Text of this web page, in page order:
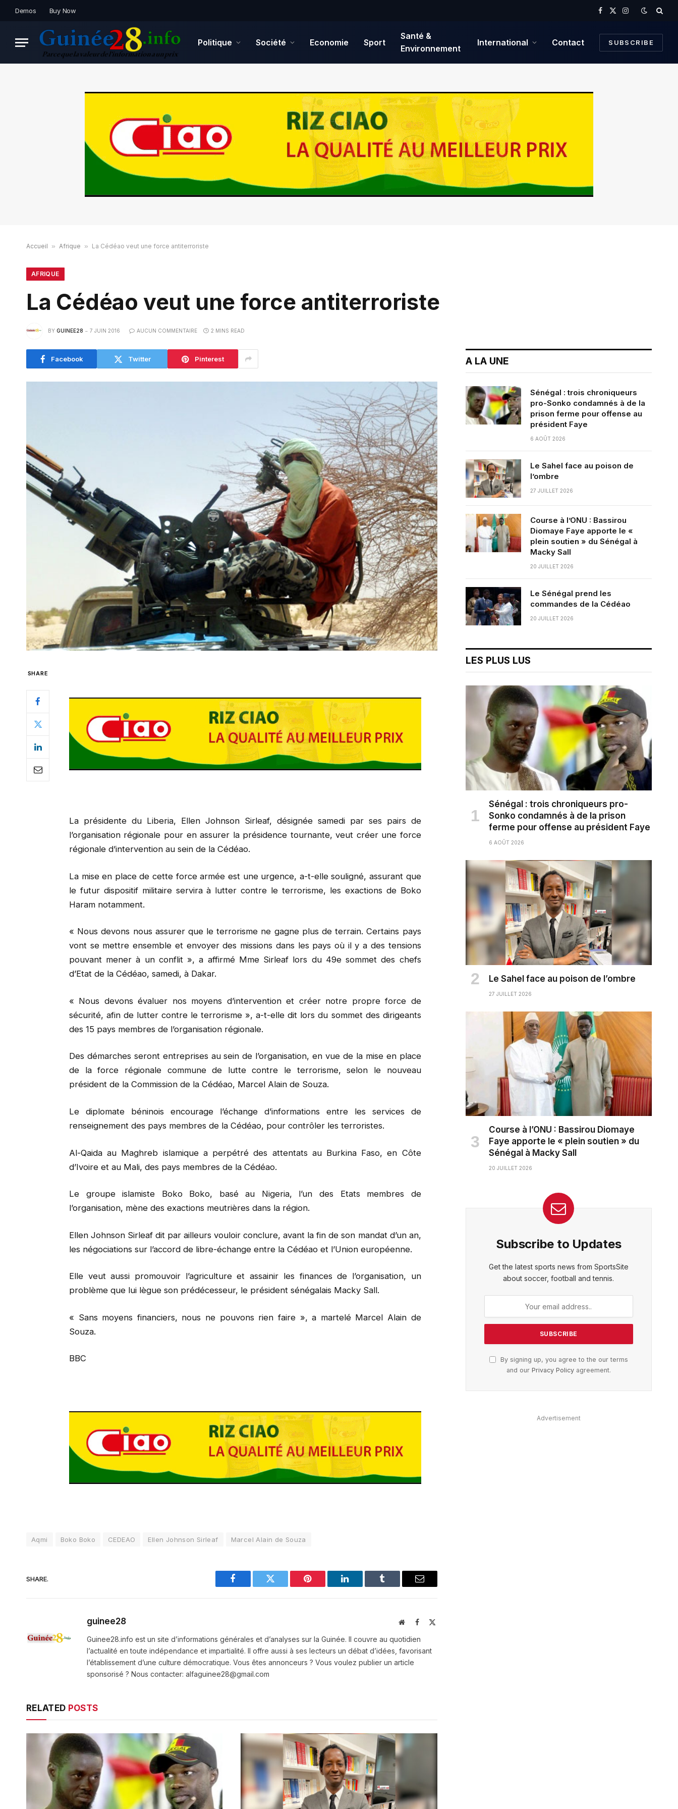
Demos Buy Now
Facebook
X
Instagram
Politique Société Economie Sport
Santé &
Environnement
International Contact SUBSCRIBE
Accueil » Afrique » La Cédéao veut une force antiterroriste
AFRIQUE
La Cédéao veut une force antiterroriste
BY GUINEE28 7 JUIN 2016 AUCUN COMMENTAIRE 2 MINS READ
Facebook Twitter Pinterest
SHARE
La présidente du Liberia, Ellen Johnson Sirleaf, désignée samedi par ses pairs de
l’organisation régionale pour en assurer la présidence tournante, veut créer une force
régionale d’intervention au sein de la Cédéao.
La mise en place de cette force armée est une urgence, a-t-elle souligné, assurant que
le futur dispositif militaire servira à lutter contre le terrorisme, les exactions de Boko
Haram notamment.
« Nous devons nous assurer que le terrorisme ne gagne plus de terrain. Certains pays
vont se mettre ensemble et envoyer des missions dans les pays où il y a des tensions
pouvant mener à un conflit », a affirmé Mme Sirleaf lors du 49e sommet des chefs
d’Etat de la Cédéao, samedi, à Dakar.
« Nous devons évaluer nos moyens d’intervention et créer notre propre force de
sécurité, afin de lutter contre le terrorisme », a-t-elle dit lors du sommet des dirigeants
des 15 pays membres de l’organisation régionale.
Des démarches seront entreprises au sein de l’organisation, en vue de la mise en place
de la force régionale commune de lutte contre le terrorisme, selon le nouveau
président de la Commission de la Cédéao, Marcel Alain de Souza.
Le diplomate béninois encourage l’échange d’informations entre les services de
renseignement des pays membres de la Cédéao, pour contrôler les terroristes.
Al-Qaida au Maghreb islamique a perpétré des attentats au Burkina Faso, en Côte
d’Ivoire et au Mali, des pays membres de la Cédéao.
Le groupe islamiste Boko Boko, basé au Nigeria, l’un des Etats membres de
l’organisation, mène des exactions meutrières dans la région.
Ellen Johnson Sirleaf dit par ailleurs vouloir conclure, avant la fin de son mandat d’un an,
les négociations sur l’accord de libre-échange entre la Cédéao et l’Union européenne.
Elle veut aussi promouvoir l’agriculture et assainir les finances de l’organisation, un
problème que lui lègue son prédécesseur, le président sénégalais Macky Sall.
« Sans moyens financiers, nous ne pouvons rien faire », a martelé Marcel Alain de
Souza.
BBC
Aqmi Boko Boko CEDEAO Ellen Johnson Sirleaf Marcel Alain de Souza
SHARE.
Facebook Twitter Pinterest LinkedIn Tumblr Email
guinee28 WebsiteFacebook
X
Guinee28.info est un site d’informations générales et d’analyses sur la Guinée. Il couvre au quotidien
l’actualité en toute indépendance et impartialité. Il offre aussi à ses lecteurs un débat d’idées, favorisant
l’établissement d’une culture démocratique. Vous êtes annonceurs ? Vous voulez publier un article
sponsorisé ? Nous contacter: alfaguinee28@gmail.com
RELATED POSTS
A LA UNE
Sénégal : trois chroniqueurs
pro-Sonko condamnés à de la
prison ferme pour offense au
président Faye
6 AOÛT 2026
Le Sahel face au poison de
l’ombre
27 JUILLET 2026
Course à l’ONU : Bassirou
Diomaye Faye apporte le «
plein soutien » du Sénégal à
Macky Sall
20 JUILLET 2026
Le Sénégal prend les
commandes de la Cédéao
20 JUILLET 2026
LES PLUS LUS
Sénégal : trois chroniqueurs pro-
Sonko condamnés à de la prison
ferme pour offense au président Faye
6 AOÛT 2026
Le Sahel face au poison de l’ombre
27 JUILLET 2026
Course à l’ONU : Bassirou Diomaye
Faye apporte le « plein soutien » du
Sénégal à Macky Sall
20 JUILLET 2026
Subscribe to Updates
Get the latest sports news from SportsSite
about soccer, football and tennis.
By signing up, you agree to the our terms
and our Privacy Policyagreement.
Advertisement